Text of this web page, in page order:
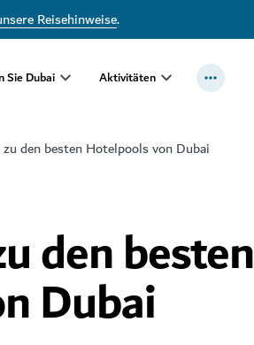
Reisehinweise.
Sie Dubai Aktivitäten
den besten Hotelpools von Dubai
den besten
Dubai